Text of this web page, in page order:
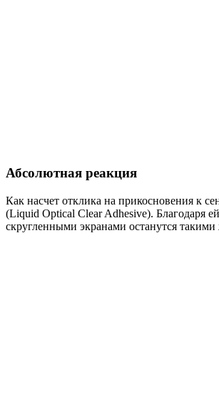
Абсолютная реакция
Как насчет отклика на прикосновения к
(Liquid Optical Clear Adhesive). Благодаря
скругленными экранами останутся